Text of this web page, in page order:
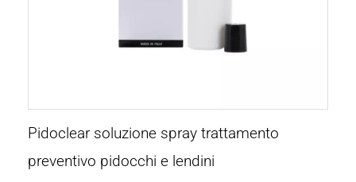
Pidoclear soluzione spray trattamento
preventivo pidocchi e lendini